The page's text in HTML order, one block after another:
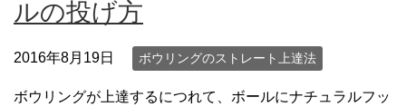
ルの投げ方
2016年8月19日 ボウリングのストレート上達法
ボウリングが上達するにつれて、ボールにナチュラルフッ